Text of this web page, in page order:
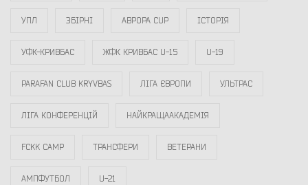
УПЛ ЗБІРНІ АВРОРА CUP ІСТОРІЯ
УФК-КРИВБАС ЖФК КРИВБАС U-15 U-19
PARAFAN CLUB KRYVBAS ЛІГА ЄВРОПИ УЛЬТРАС
ЛІГА КОНФЕРЕНЦІЙ НАЙКРАЩААКАДЕМІЯ
FCKK CAMP ТРАНСФЕРИ ВЕТЕРАНИ
АМПФУТБОЛ U-21